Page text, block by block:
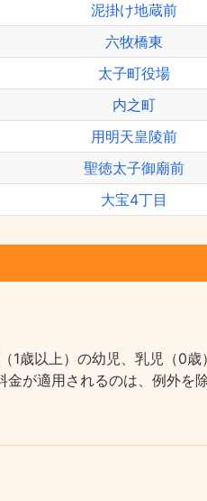
泥掛け地蔵前
六牧橋東
太子町役場
内之町
用明天皇陵前
聖徳太子御廟前
大宝4丁目
歳以上）の幼児、乳児（0歳
が適用されるのは、例外を